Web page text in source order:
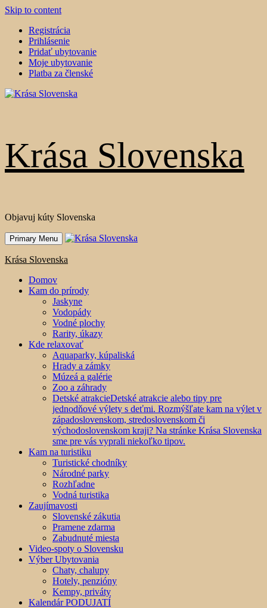
Skip to content
Registrácia
Prihlásenie
Pridať ubytovanie
Moje ubytovanie
Platba za členské
Krása Slovenska
Objavuj kúty Slovenska
Primary Menu
Krása Slovenska
Domov
Kam do prírody
Jaskyne
Vodopády
Vodné plochy
Rarity, úkazy
Kde relaxovať
Aquaparky, kúpaliská
Hrady a zámky
Múzeá a galérie
Zoo a záhrady
Detské atrakcieDetské atrakcie alebo tipy pre
jednodňové výlety s deťmi. Rozmýšľate kam na výlet v
západoslovenskom, stredoslovenskom či
východoslovenskom kraji? Na stránke Krása Slovenska
sme pre vás vyprali niekoľko tipov.
Kam na turistiku
Turistické chodníky
Národné parky
Rozhľadne
Vodná turistika
Zaujímavosti
Slovenské zákutia
Pramene zdarma
Zabudnuté miesta
Video-spoty o Slovensku
Výber Ubytovania
Chaty, chalupy
Hotely, penzióny
Kempy, priváty
Kalendár PODUJATÍ